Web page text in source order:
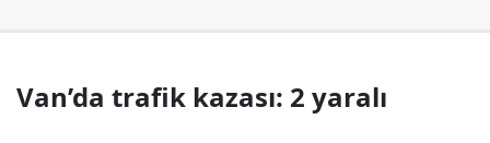
Van’da trafik kazası: 2 yaralı